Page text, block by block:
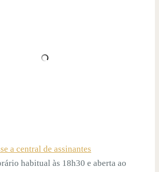
a central de assinantes
habitual às 18h30 e aberta ao